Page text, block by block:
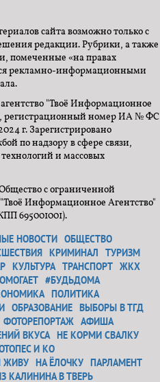
сайта возможно только с
редакции. Рубрики, а также
помеченные «на правах
рекламно-информационными
"Твоё Информационное
регистрационный номер ИА № ФС
г. Зарегистрировано
по надзору в сфере связи,
и массовых
с ограниченной
Информационное Агентство"
695001001).
НОВОСТИ ОБЩЕСТВО
КРИМИНАЛ
ТУРИЗМ
КУЛЬТУРА ТРАНСПОРТ ЖКХ
#БУДЬДОМА
ПОЛИТИКА
ОБРАЗОВАНИЕ ВЫБОРЫ В ТГД
ФОТОРЕПОРТАЖ АФИША
ВКУСА НЕ КОРМИ СВАЛКУ
И КО
ЖИВУ НА ЁЛОЧКУ ПАРЛАМЕНТ
КАЛИНИНА В ТВЕРЬ